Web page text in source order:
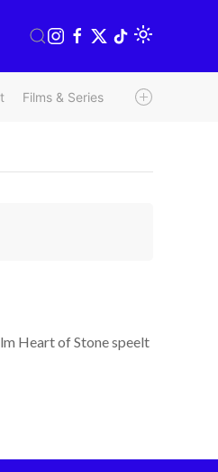
Films & Series Radio & TV
Heart of Stone speelt